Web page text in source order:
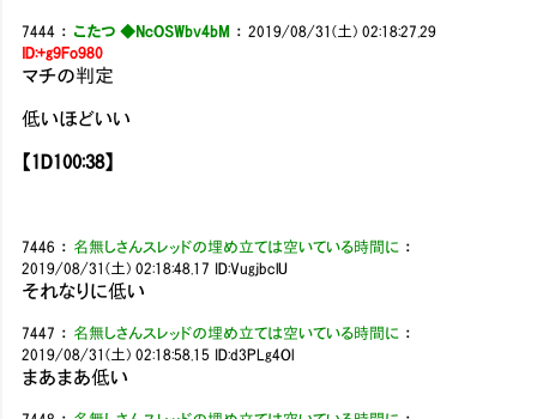
7444 ： こたつ ◆NcOSWbv4bM ：2019/08/31(土) 02:18:27.29
ID:+g9Fo980
マチの判定
低いほどいい
【1D100:38】
7446 ： 名無しさんスレッドの埋め立ては空いている時間に ：
2019/08/31(土) 02:18:48.17 ID:VugjbclU
それなりに低い
7447 ： 名無しさんスレッドの埋め立ては空いている時間に ：
2019/08/31(土) 02:18:58.15 ID:d3PLg4Ol
まあまあ低い